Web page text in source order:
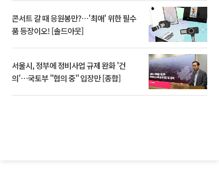
콘서트 갈 때 응원봉만?⋯'최애' 위한 필수
품 등장이오! [솔드아웃]
서울시, 정부에 정비사업 규제 완화 '건
의'⋯국토부 "협의 중" 입장만 [종합]